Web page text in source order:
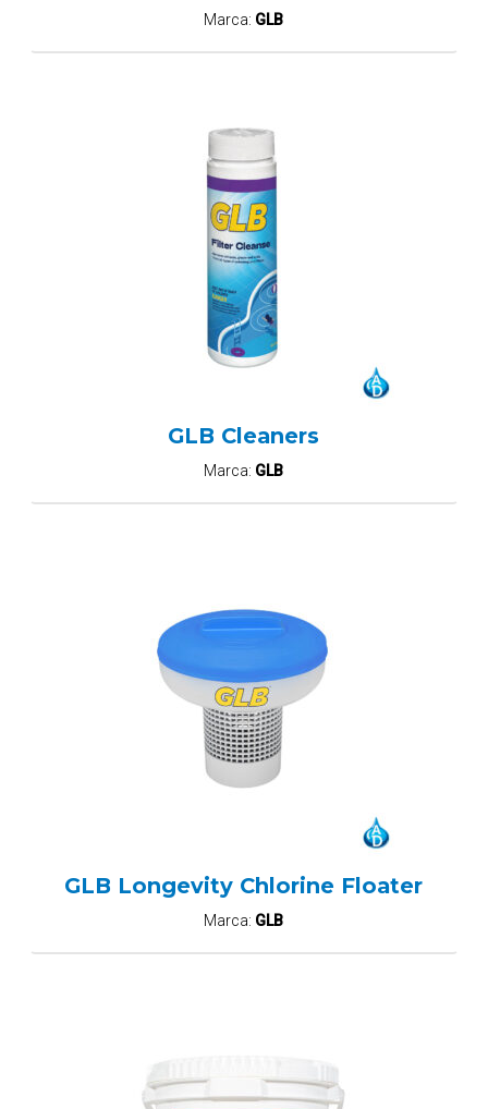
Marca: GLB
GLB Cleaners
Marca: GLB
GLB Longevity Chlorine Floater
Marca: GLB